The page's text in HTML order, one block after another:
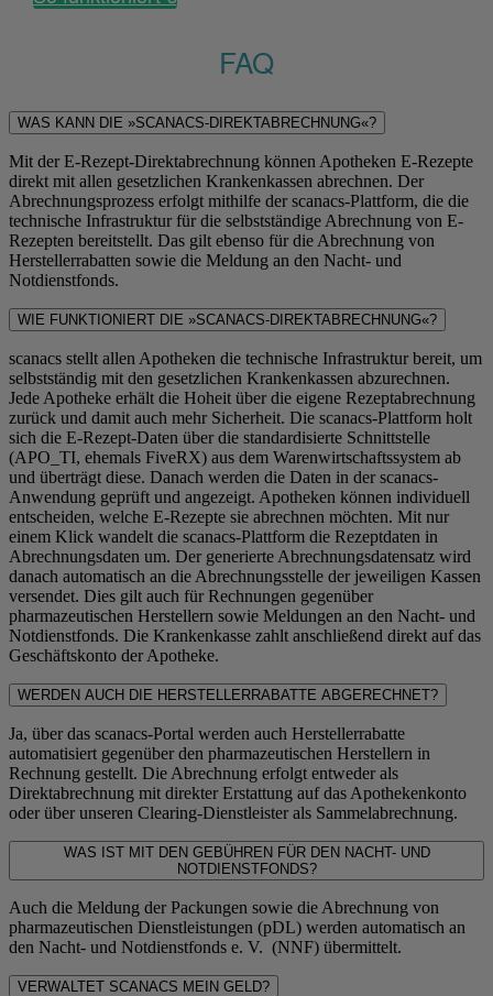
FAQ
WAS KANN DIE »SCANACS-DIREKTABRECHNUNG«?
Mit der E-Rezept-Direktabrechnung können Apotheken E-Rezepte
direkt mit allen gesetzlichen Krankenkassen abrechnen. Der
Abrechnungsprozess erfolgt mithilfe der scanacs-Plattform, die die
technische Infrastruktur für die selbstständige Abrechnung von E-
Rezepten bereitstellt. Das gilt ebenso für die Abrechnung von
Herstellerrabatten sowie die Meldung an den Nacht- und
Notdienstfonds.
WIE FUNKTIONIERT DIE »SCANACS-DIREKTABRECHNUNG«?
scanacs stellt allen Apotheken die technische Infrastruktur bereit, um
selbstständig mit den gesetzlichen Krankenkassen abzurechnen.
Jede Apotheke erhält die Hoheit über die eigene Rezeptabrechnung
zurück und damit auch mehr Sicherheit. Die scanacs-Plattform holt
sich die E-Rezept-Daten über die standardisierte Schnittstelle
(APO_TI, ehemals FiveRX) aus dem Warenwirtschaftssystem ab
und überträgt diese. Danach werden die Daten in der scanacs-
Anwendung geprüft und angezeigt. Apotheken können individuell
entscheiden, welche E-Rezepte sie abrechnen möchten. Mit nur
einem Klick wandelt die scanacs-Plattform die Rezeptdaten in
Abrechnungsdaten um. Der generierte Abrechnungsdatensatz wird
danach automatisch an die Abrechnungsstelle der jeweiligen Kassen
versendet. Dies gilt auch für Rechnungen gegenüber
pharmazeutischen Herstellern sowie Meldungen an den Nacht- und
Notdienstfonds. Die Krankenkasse zahlt anschließend direkt auf das
Geschäftskonto der Apotheke.
WERDEN AUCH DIE HERSTELLERRABATTE ABGERECHNET?
Ja, über das scanacs-Portal werden auch Herstellerrabatte
automatisiert gegenüber den pharmazeutischen Herstellern in
Rechnung gestellt. Die Abrechnung erfolgt entweder als
Direktabrechnung mit direkter Erstattung auf das Apothekenkonto
oder über unseren Clearing-Dienstleister als Sammelabrechnung.
WAS IST MIT DEN GEBÜHREN FÜR DEN NACHT- UND
NOTDIENSTFONDS?
Auch die Meldung der Packungen sowie die Abrechnung von
pharmazeutischen Dienstleistungen (pDL) werden automatisch an
den Nacht- und Notdienstfonds e. V. (NNF) übermittelt.
VERWALTET SCANACS MEIN GELD?